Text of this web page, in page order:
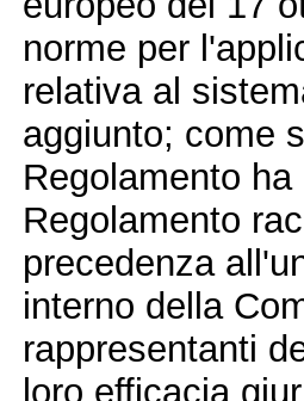
norme per
relativa al
aggiunto; come
Regolamento
Regolamento
precedenza
interno della
rappresentanti
loro efficacia